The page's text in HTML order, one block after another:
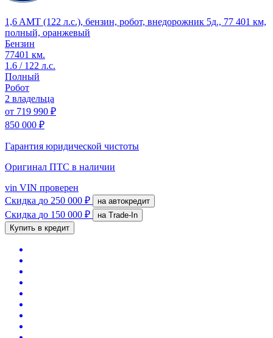
1,6 AMT (122 л.с.), бензин, робот, внедорожник 5д., 77 401 км,
полный, оранжевый
Бензин
77401 км.
1.6 / 122 л.с.
Полный
Робот
2 владельца
от 719 990 ₽
850 000 ₽
Гарантия юридической чистоты
Оригинал ПТС в наличии
vin VIN проверен
Скидка до 250 000 ₽ на автокредит
Скидка до 150 000 ₽
на Trade-In
Купить в кредит